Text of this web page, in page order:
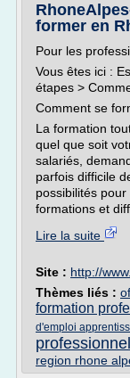
former en
Pour les
Vous êtes ici :
étapes >
Comment se
La formation
quel que soit
salariés,
parfois difficile
possibilités
formations et
Lire la suite
Site : http://
Thèmes liés :
formation
d'emploi
region rhone